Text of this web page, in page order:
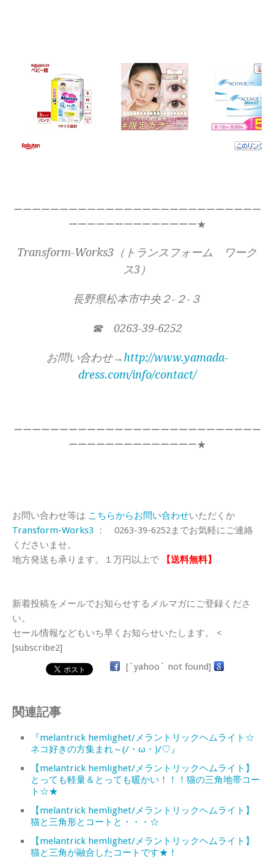
ーーーーーーーーーーーーーーーーーーーーーーーーーーー
ーーーーーーーーーーーーーー★
Transform-Works3（トランスフォーム ワーク
ス3）
長野県松本市中央２-２-３
☎ 0263-39-6252
お問い合わせ→http://www.yamada-
dress.com/info/contact/
ーーーーーーーーーーーーーーーーーーーーーーーーーーー
ーーーーーーーーーーーーーー★
お問い合わせ等は こちらからお問い合わせいただくか
Transform-Works3 ： 0263-39-6252までお気軽にご連絡
くださいませ。
地方発送も承ります。１万円以上で
【送料無料】
新着投稿をメールでお知らせするメルマガにご登録くださ
い。
セール情報などもいち早くお知らせいたします。 <
[subscribe2]
[`yahoo` not found]
関連記事
『melantrick hemlighet/メラントリックヘムライト☆
ネコ好きの方集まれ～(/・ω・)/♡』
【melantrick hemlighet/メラントリックヘムライト】
とっても軽量＆とっても暖かい！！！猫の三角地帯コー
ト☆★
【melantrick hemlighet/メラントリックヘムライト】
猫と三角形とコートと・・・☆
【melantrick hemlighet/メラントリックヘムライト】
猫と三角が融合したコートです★！